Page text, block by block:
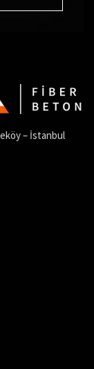
– İstanbul